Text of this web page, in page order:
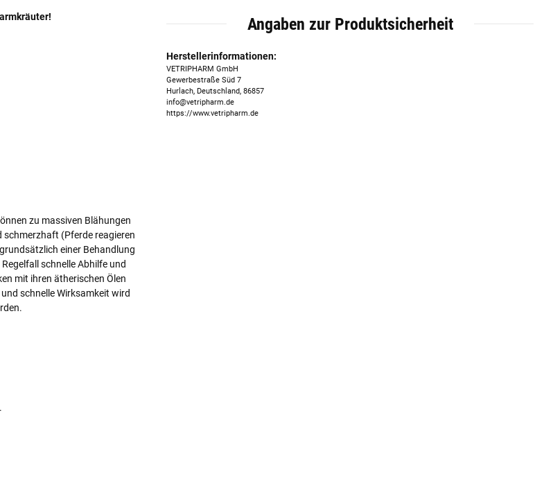
zu massiven Blähungen
schmerzhaft (Pferde reagieren
einer Behandlung
schnelle Abhilfe und
mit ihren ätherischen Ölen
schnelle Wirksamkeit wird
Angaben zur Produktsicherheit
Herstellerinformationen:
VETRIPHARM GmbH
Gewerbestraße Süd 7
Hurlach, Deutschland, 86857
info@vetripharm.de
https://www.vetripharm.de